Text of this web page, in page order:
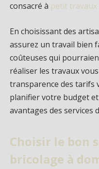
consacré à petit travaux
En choisissant des
assurez un travail bien
coûteuses qui
réaliser les travaux
transparence des tarifs
planifier votre budget
avantages des services
Choisir le bon
bricolage à